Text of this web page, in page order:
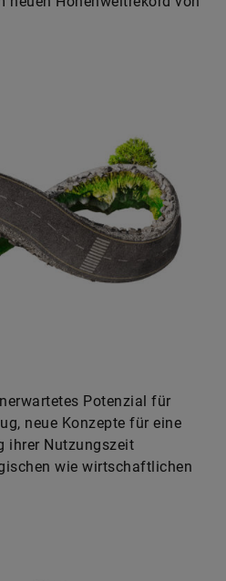
Potenzial für
neue Konzepte für eine
ihrer Nutzungszeit
wie wirtschaftlichen